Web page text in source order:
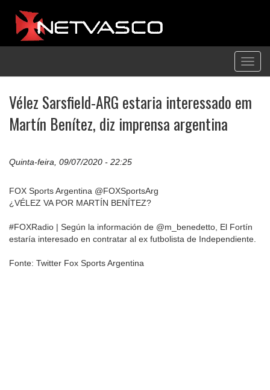
Vélez Sarsfield-ARG estaria interessado em
Martín Benítez, diz imprensa argentina
Quinta-feira, 09/07/2020 - 22:25
FOX Sports Argentina @FOXSportsArg
¿VÉLEZ VA POR MARTÍN BENÍTEZ?
#FOXRadio | Según la información de @m_benedetto, El Fortín
estaría interesado en contratar al ex futbolista de Independiente.
Fonte: Twitter Fox Sports Argentina